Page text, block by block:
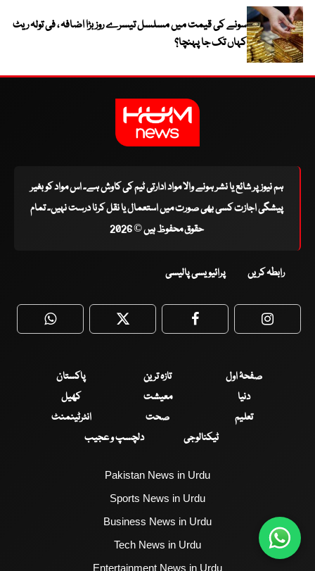
سونے کی قیمت میں مسلسل تیسرے روز بڑا اضافہ ، فی تولہ ریٹ
کہاں تک جا پہنچا؟
ہم نیوز پر شائع یا نشر ہونے والا مواد ادارتی ٹیم کی کاوش ہے۔ اس مواد کو بغیر
پیشگی اجازت کسی بھی صورت میں استعمال یا نقل کرنا درست نہیں۔ تمام
حقوق محفوظ ہیں © 2026
رابطہ کریں پرائیویسی پالیسی
WhatsApp Twitter Facebook
صفحۂ اول تازہ ترین
پاکستان
دنیا
معیشت
کھیل
تعلیم
صحت
انٹرٹینمنٹ
ٹیکنالوجی
دلچسپ و عجیب
Pakistan News in Urdu
Sports News in Urdu
Business News in Urdu
Tech News in Urdu
Entertainment News in Urdu